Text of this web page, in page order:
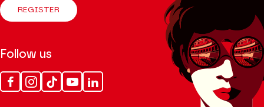
REGISTER
Follow us
FacebookInstagram
Tik
Tok
YoutubeLinkedin